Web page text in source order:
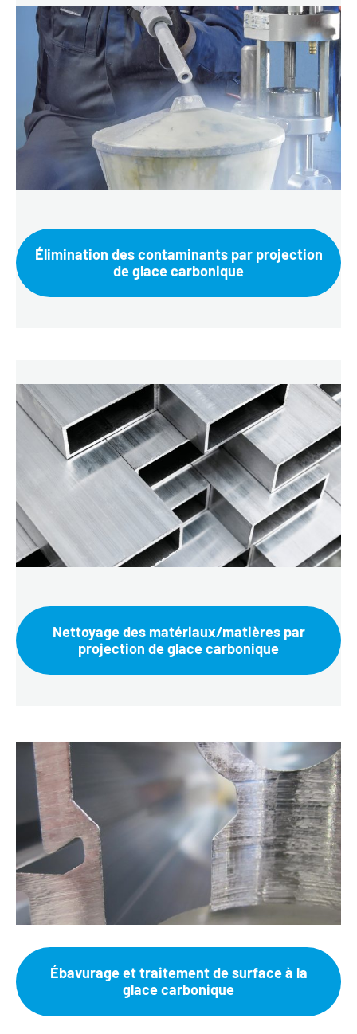
Élimination des contaminants par projection
de glace carbonique
Nettoyage des matériaux/matières par
projection de glace carbonique
Ébavurage et traitement de surface à la
glace carbonique